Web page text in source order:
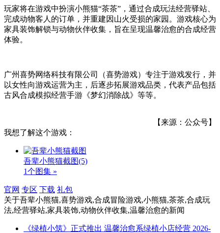
玩家将在游戏中扮演小熊猫“茶茶”，通过合成玩法经营驿站、
完成动物客人的订单，并重建因山火受损的家园。游戏核心为
家具装饰解锁与动物伙伴收集，旨在呈现温馨治愈的合成经营
体验。
广州喜势网络科技有限公司（喜势游戏）专注于游戏发行，并
以女性向游戏运营为主，后逐步拓展游戏品类，代表产品包括
古风合成模拟经营手游《梦幻消除战》等等。
【来源：公众号】
我想了解这个游戏：
吾辈小熊猫截图(5)
1个图集 »
官网 专区 下载 礼包
关于吾辈小熊猫,喜势游戏,合成冒险游戏,小熊猫,茶茶,合成玩
法,经营驿站,家具装饰,动物伙伴收集,温馨治愈的新闻
《绿植小筑》正式推出 温馨治愈系绿植小店经营 2026-